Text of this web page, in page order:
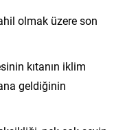
olmak üzere son
kıtanın iklim
geldiğinin